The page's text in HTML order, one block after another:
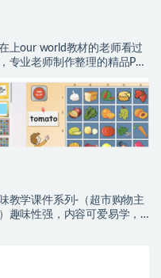
上our world教材的老师看过
专业老师制作整理的精品PPT
级别）
教学课件系列-（超市购物主
趣味性强，内容可爱易学，